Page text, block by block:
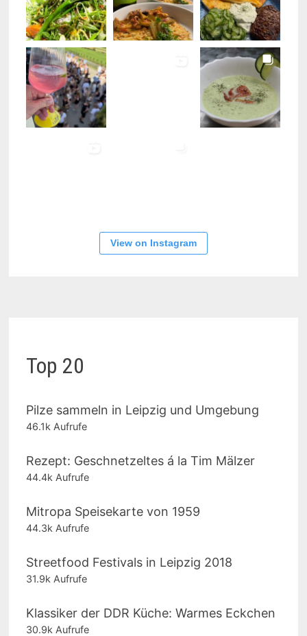
View on Instagram
Top 20
Pilze sammeln in Leipzig und Umgebung
46.1k Aufrufe
Rezept: Geschnetzeltes á la Tim Mälzer
44.4k Aufrufe
Mitropa Speisekarte von 1959
44.3k Aufrufe
Streetfood Festivals in Leipzig 2018
31.9k Aufrufe
Klassiker der DDR Küche: Warmes Eckchen
30.9k Aufrufe